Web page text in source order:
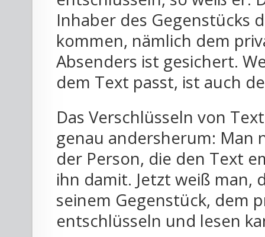
Inhaber des Gegenstücks
kommen, nämlich dem
Absenders ist gesichert.
dem Text passt, ist auch
Das Verschlüsseln von
genau andersherum: Man
der Person, die den Text
ihn damit. Jetzt weiß man,
seinem Gegenstück, dem
entschlüsseln und lesen